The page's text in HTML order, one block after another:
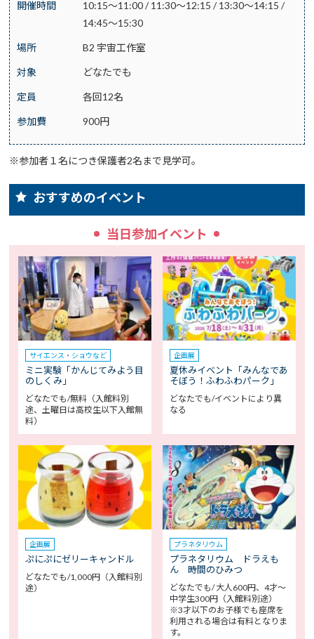
開催時間
10:15～11:00 / 11:30～12:15 / 13:30～14:15 /
14:45～15:30
場所 B2 宇宙工作室
対象 どなたでも
定員 各回12名
参加費 900円
※参加者１名につき保護者2名まで見学可。
おすすめのイベント
当日参加イベント
サイエンス・ショウなど
ミニ実験「かんじてみよう目
のしくみ」
どなたでも/無料（入館料別
途、土曜日は高校生以下入館無
料）
企画展
夏休みイベント「みんなであ
そぼう！ふわふわパーク」
どなたでも/イベントにより異
なる
企画展
ぷにぷにゼリーキャンドル
どなたでも/1,000円（入館料別
途）
プラネタリウム
プラネタリウム ドラえも
ん 時間のひみつ
どなたでも/ 大人600円、4才～
中学生300円（入館料別途）
※3才以下のお子様でも座席を
利用される場合は有料となりま
す。